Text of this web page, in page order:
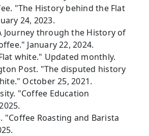
"The History behind the Flat
24, 2023.
Journey through the History of
January 22, 2024.
white." Updated monthly.
Post. "The disputed history
October 25, 2021.
"Coffee Education
"Coffee Roasting and Barista